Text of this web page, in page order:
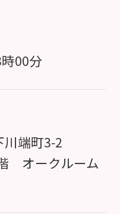
00分
端町3-2
オークルーム